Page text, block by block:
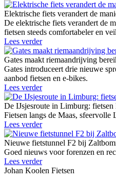
Elektrische fiets verandert de
De elektrische fiets verandert de
fietsen steeds comfortabeler en
Lees verder
Gates maakt riemaandrijving
Gates introduceert drie nieuwe
aanbod fietsen en e-bikes.
Lees verder
De IJsjesroute in Limburg: fietsen
Fietsen langs de Maas, sfeervolle
Lees verder
Nieuwe fietstunnel F2 bij
Goed nieuws voor forenzen en
Lees verder
Johan Koolen Fietsen